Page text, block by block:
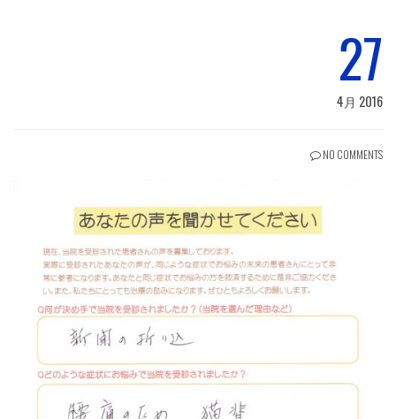
27
4月 2016
NO COMMENTS